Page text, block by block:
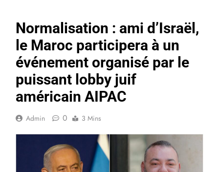
Normalisation : ami d’Israël,
le Maroc participera à un
événement organisé par le
puissant lobby juif
américain AIPAC
Admin 0 3 Mins